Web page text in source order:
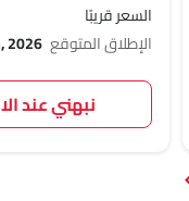
السعر قريبًا
الإطلاق المتوقع 2026
نبهني عند